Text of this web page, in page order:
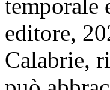
temporale
editore,
Calabrie,